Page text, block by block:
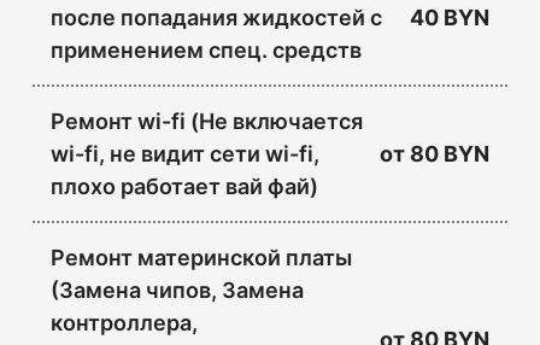
после попадания жидкостей с
применением спец. средств
40 BYN
Ремонт wi-fi (Не включается
wi-fi, не видит сети wi-fi,
плохо работает вай фай)
от 80 BYN
Ремонт материнской платы
(Замена чипов, Замена
контроллера,
от 80 BYN